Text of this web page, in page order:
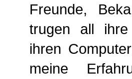
Freunde,
trugen all
ihren
meine